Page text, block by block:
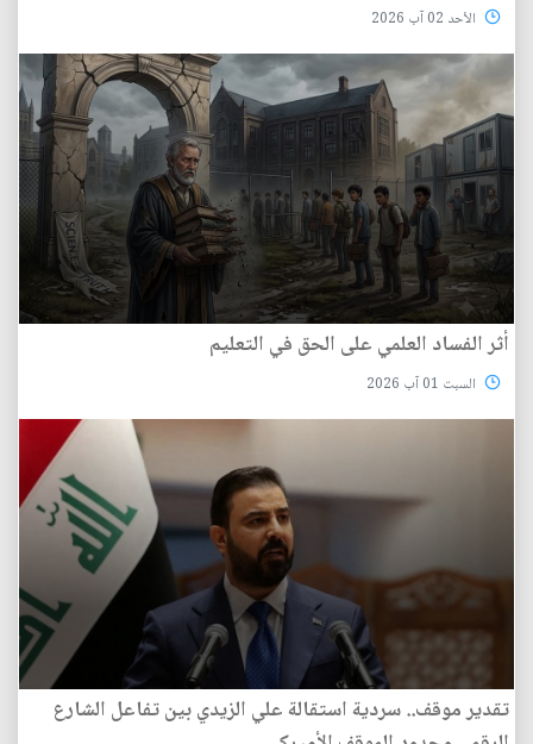
الأحد 02 آب 2026
أثر الفساد العلمي على الحق في التعليم
السبت 01 آب 2026
تقدير موقف.. سردية استقالة علي الزيدي بين تفاعل الشارع